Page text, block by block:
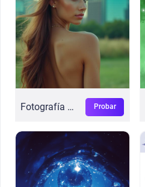
Fotografía Realista Probar